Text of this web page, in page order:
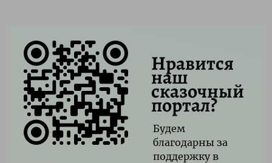
Нравится
наш
сказочный
портал?
Будем
благодарны за
поддержку в